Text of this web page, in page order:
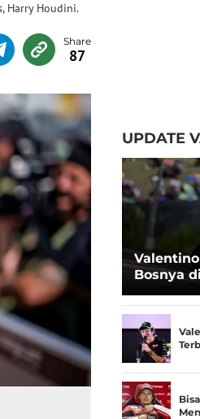
Harry Houdini.
87
UPDATE
Bosnya